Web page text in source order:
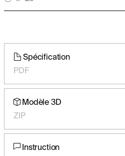
Spécification
PDF
Modèle 3D
ZIP
Instruction